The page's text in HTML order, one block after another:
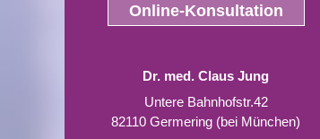
Online-Konsultation
Dr. med. Claus Jung
Untere Bahnhofstr.42
82110 Germering (bei München)